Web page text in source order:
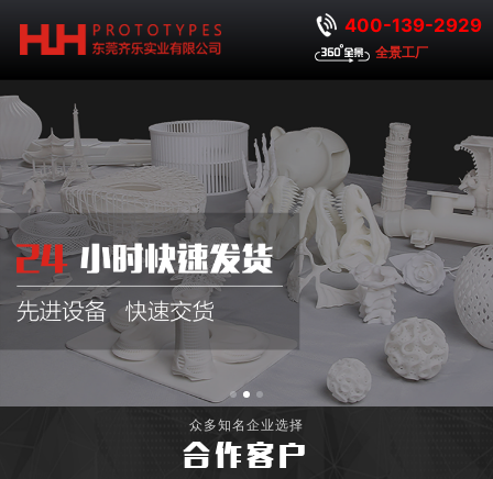
400-139-2929
全景工厂
众多知名企业选择
合作客户